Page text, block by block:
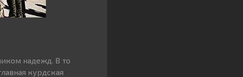
надежд. В то
курдская